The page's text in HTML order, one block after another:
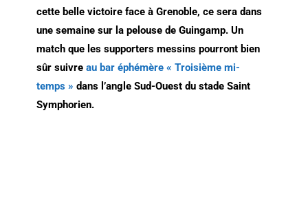
cette belle victoire face à Grenoble, ce sera dans
une semaine sur la pelouse de Guingamp. Un
match que les supporters messins pourront bien
sûr suivre au bar éphémère « Troisième mi-
temps » dans l’angle Sud-Ouest du stade Saint
Symphorien.